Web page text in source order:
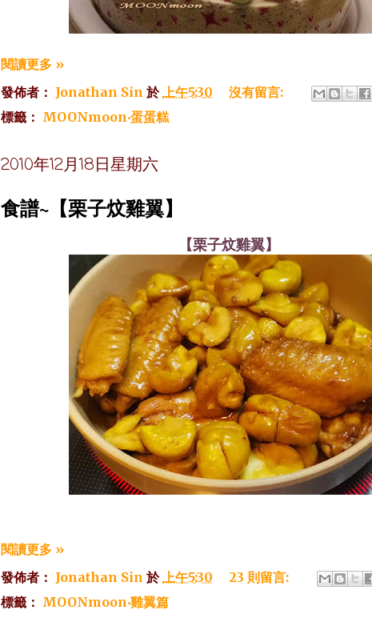
閱讀更多 »
發佈者： Jonathan Sin 於上午5:30
沒有留言:
標籤： MOONmoon‧蛋蛋糕
2010年12月18日星期六
食譜~【栗子炆雞翼】
【栗子炆雞翼】
閱讀更多 »
發佈者： Jonathan Sin 於上午5:30
23 則留言:
標籤： MOONmoon‧雞翼篇